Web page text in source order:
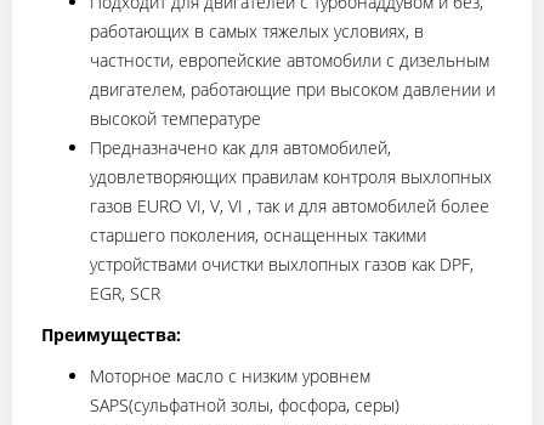
работающих в самых тяжелых условиях, в
частности, европейские автомобили с дизельным
двигателем, работающие при высоком давлении и
высокой температуре
Предназначено как для автомобилей,
удовлетворяющих правилам контроля выхлопных
газов EURO VI, V, VI , так и для автомобилей более
старшего поколения, оснащенных такими
устройствами очистки выхлопных газов как DPF,
EGR, SCR
Преимущества:
Моторное масло с низким уровнем
SAPS(сульфатной золы, фосфора, серы)